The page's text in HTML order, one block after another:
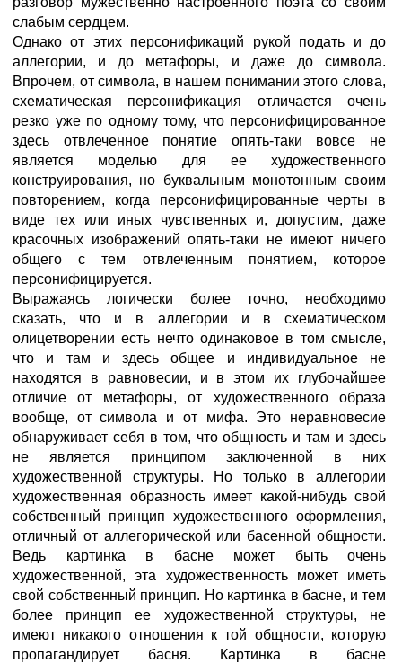
слабым сердцем.
Однако от этих персонификаций рукой подать и до
аллегории, и до метафоры, и даже до символа.
Впрочем, от символа, в нашем понимании этого слова,
схематическая персонификация отличается очень
резко уже по одному тому, что персонифицированное
здесь отвлеченное понятие опять-таки вовсе не
является моделью для ее художественного
конструирования, но буквальным монотонным своим
повторением, когда персонифицированные черты в
виде тех или иных чувственных и, допустим, даже
красочных изображений опять-таки не имеют ничего
общего с тем отвлеченным понятием, которое
персонифицируется.
Выражаясь логически более точно, необходимо
сказать, что и в аллегории и в схематическом
олицетворении есть нечто одинаковое в том смысле,
что и там и здесь общее и индивидуальное не
находятся в равновесии, и в этом их глубочайшее
отличие от метафоры, от художественного образа
вообще, от символа и от мифа. Это неравновесие
обнаруживает себя в том, что общность и там и здесь
не является принципом заключенной в них
художественной структуры. Но только в аллегории
художественная образность имеет какой-нибудь свой
собственный принцип художественного оформления,
отличный от аллегорической или басенной общности.
Ведь картинка в басне может быть очень
художественной, эта художественность может иметь
свой собственный принцип. Но картинка в басне, и тем
более принцип ее художественной структуры, не
имеют никакого отношения к той общности, которую
пропагандирует басня. Картинка в басне